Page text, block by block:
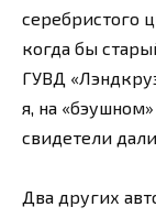
серебристого
когда бы
ГУВД
я, на
свидетели
Два других